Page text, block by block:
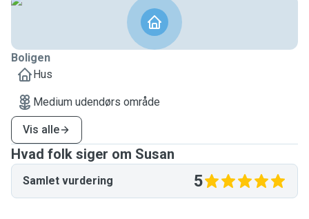
Boligen
Hus
Medium udendørs område
Vis alle
Hvad folk siger om Susan
Samlet vurdering 5